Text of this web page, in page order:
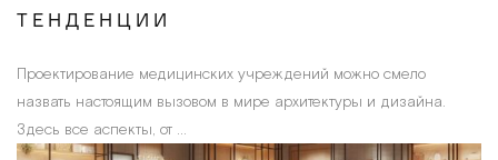
ТЕНДЕНЦИИ
Проектирование медицинских учреждений можно смело
назвать настоящим вызовом в мире архитектуры и дизайна.
Здесь все аспекты, от ...